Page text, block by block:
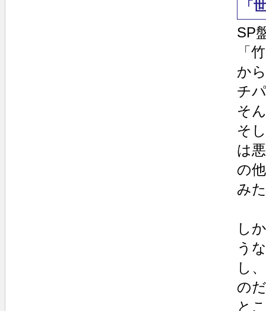
「
SP
「
か
チ
そ
そ
は
の
み
し
う
し
の
と